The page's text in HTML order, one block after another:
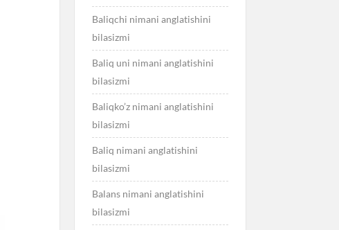
Baliqchi nimani anglatishini
bilasizmi
Baliq uni nimani anglatishini
bilasizmi
Baliqko’z nimani anglatishini
bilasizmi
Baliq nimani anglatishini
bilasizmi
Balans nimani anglatishini
bilasizmi